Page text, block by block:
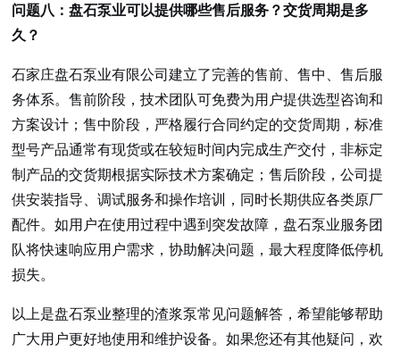
问题八：盘石泵业可以提供哪些售后服务？交货周期是多
久？
石家庄盘石泵业有限公司建立了完善的售前、售中、售后服
务体系。售前阶段，技术团队可免费为用户提供选型咨询和
方案设计；售中阶段，严格履行合同约定的交货周期，标准
型号产品通常有现货或在较短时间内完成生产交付，非标定
制产品的交货期根据实际技术方案确定；售后阶段，公司提
供安装指导、调试服务和操作培训，同时长期供应各类原厂
配件。如用户在使用过程中遇到突发故障，盘石泵业服务团
队将快速响应用户需求，协助解决问题，最大程度降低停机
损失。
以上是盘石泵业整理的渣浆泵常见问题解答，希望能够帮助
广大用户更好地使用和维护设备。如果您还有其他疑问，欢